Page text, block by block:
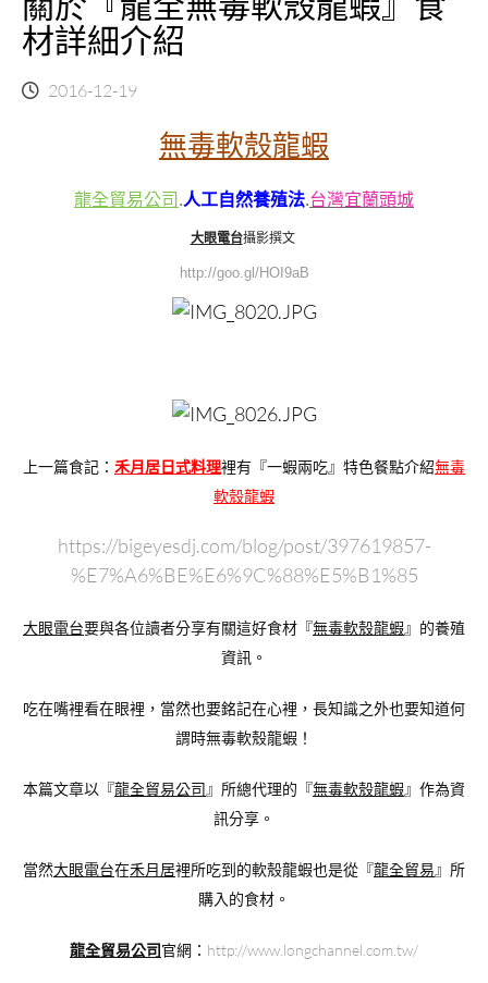
材詳細介紹
2016-12-19
無毒軟殼龍蝦
龍全貿易公司 .人工自然養殖法.台灣宜蘭頭城
大眼電台攝影撰文
http://goo.gl/HOI9aB
上一篇食記： 禾月居日式料理裡有『一蝦兩吃』特色餐點介紹無毒
軟殼龍蝦
https://bigeyesdj.com/blog/post/397619857-
%E7%A6%BE%E6%9C%88%E5%B1%85
大眼電台要與各位讀者分享有關這好食材『無毒軟殼龍蝦』的養殖
資訊。
吃在嘴裡看在眼裡，當然也要銘記在心裡，長知識之外也要知道何
謂時無毒軟殼龍蝦！
本篇文章以『龍全貿易公司 』所總代理的『無毒軟殼龍蝦』作為資
訊分享。
當然大眼電台在禾月居裡所吃到的軟殼龍蝦也是從『龍全貿易 』所
購入的食材。
龍全貿易公司官網： http://www.longchannel.com.tw/